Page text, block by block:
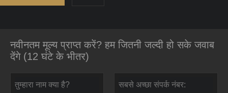
नवीनतम मूल्य प्राप्त करें? हम जितनी जल्दी हो सके जवाब
देंगे (12 घंटे के भीतर)